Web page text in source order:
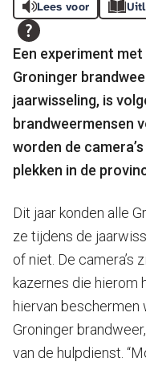
Lees voor
Een experiment
Groninger
jaarwisseling, is
brandweermensen
worden de
plekken in de
Dit jaar konden alle
ze tijdens de
of niet. De camera’s
kazernes die hierom
hiervan beschermen
Groninger
van de hulpdienst.